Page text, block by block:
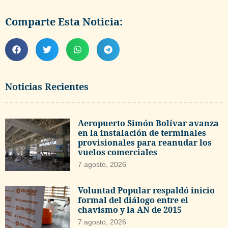
Noticias Recientes
Aeropuerto Simón Bolívar avanza
en la instalación de terminales
provisionales para reanudar los
vuelos comerciales
7 agosto, 2026
Voluntad Popular respaldó inicio
formal del diálogo entre el
chavismo y la AN de 2015
7 agosto, 2026
Comparte Esta Noticia: